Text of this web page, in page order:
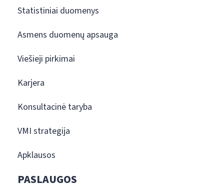
Statistiniai duomenys
Asmens duomenų apsauga
Viešieji pirkimai
Karjera
Konsultacinė taryba
VMI strategija
Apklausos
PASLAUGOS